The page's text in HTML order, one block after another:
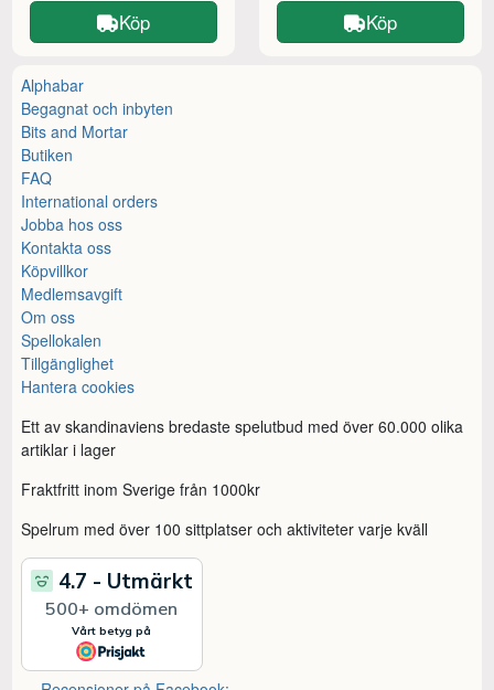
Köp Köp
Alphabar
Begagnat och inbyten
Bits and Mortar
Butiken
FAQ
International orders
Jobba hos oss
Kontakta oss
Köpvillkor
Medlemsavgift
Om oss
Spellokalen
Tillgänglighet
Hantera cookies
Ett av skandinaviens bredaste spelutbud med över 60.000 olika
artiklar i lager
Fraktfritt inom Sverige från 1000kr
Spelrum med över 100 sittplatser och aktiviteter varje kväll